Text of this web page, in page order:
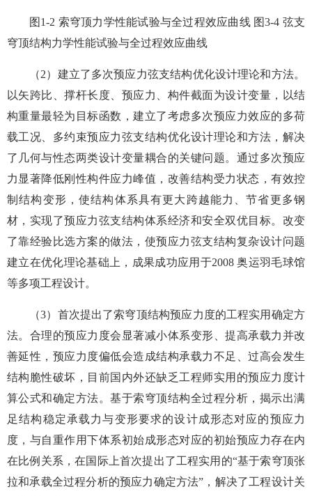
图1-2 索穹顶力学性能试验与全过程效应曲线 图3-4 弦支
穹顶结构力学性能试验与全过程效应曲线
（2）建立了多次预应力弦支结构优化设计理论和方法。
以矢跨比、撑杆长度、预应力、构件截面为设计变量，以结
构重量最轻为目标函数，建立了考虑多次预应力效应的多荷
载工况、多约束预应力弦支结构优化设计理论和方法，解决
了几何与性态两类设计变量耦合的关键问题。通过多次预应
力显著降低刚性构件应力峰值，改善结构受力状态，有效控
制结构变形，使结构体系具有更大跨越能力、节省更多钢
材，实现了预应力弦支结构体系经济和安全双优目标。改变
了靠经验比选方案的做法，使预应力弦支结构复杂设计问题
建立在优化理论基础上，成果成功应用于2008 奥运羽毛球馆
等多项工程设计。
（3）首次提出了索穹顶结构预应力度的工程实用确定方
法。合理的预应力度会显著减小体系变形、提高承载力并改
善延性，预应力度偏低会造成结构承载力不足、过高会发生
结构脆性破坏，目前国内外还缺乏工程师实用的预应力度计
算公式和确定方法。基于索穹顶结构全过程分析，揭示出满
足结构稳定承载力与变形要求的设计成形态对应的预应力
度，与自重作用下体系初始成形态对应的初始预应力存在内
在比例关系，在国际上首次提出了工程实用的“基于索穹顶张
拉和承载全过程分析的预应力确定方法”，解决了工程设计关